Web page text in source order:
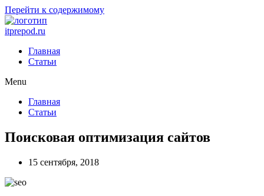
Перейти к содержимому
itprepod.ru
Главная
Статьи
Menu
Главная
Статьи
Поисковая оптимизация сайтов
15 сентября, 2018